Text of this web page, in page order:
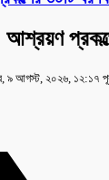
আশ্রয়ণ
৯ আগস্ট, ২০২৬, ১২:১৭